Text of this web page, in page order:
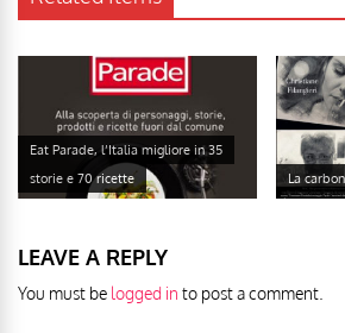
Eat Parade, l’Italia migliore in 35
storie e 70 ricette
La
LEAVE A REPLY
You must be logged in to post a comment.